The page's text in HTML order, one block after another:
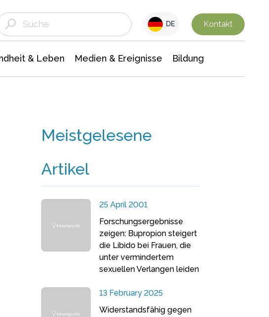
DE Kontakt
& Leben Medien & Ereignisse Bildung
Meistgelesene
Artikel
25 April 2001
Forschungsergebnisse
zeigen: Bupropion steigert
die Libido bei Frauen, die
unter vermindertem
sexuellen Verlangen leiden
13 February 2025
Widerstandsfähig gegen